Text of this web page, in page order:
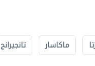
ماكاسار تانجيرانج